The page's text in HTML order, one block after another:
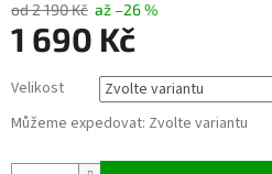
od 2 190 Kč až –26 %
1 690 Kč
cena:
Velikost
Můžeme expedovat: Zvolte variantu